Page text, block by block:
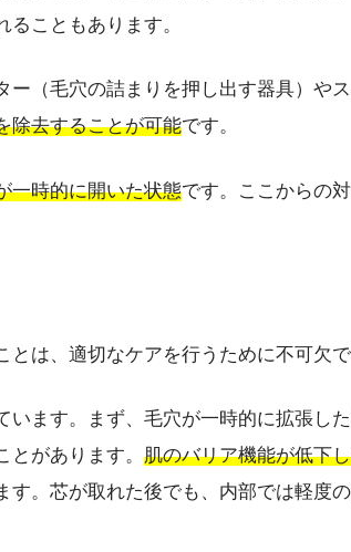
こともあります。
（毛穴の詰まりを押し出す器具）や
除去することが可能です。
一時的に開いた状態です。ここからの
は、適切なケアを行うために不可欠で
ます。まず、毛穴が一時的に拡張し
があります。 肌のバリア機能が低下
。芯が取れた後でも、内部では軽度